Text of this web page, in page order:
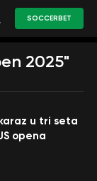
SOCCERBET
2025"
u tri seta
opena